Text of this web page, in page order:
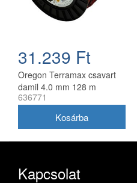
31.239 Ft
Oregon Terramax csavart
damil 4.0 mm 128 m
636771
Kapcsolat